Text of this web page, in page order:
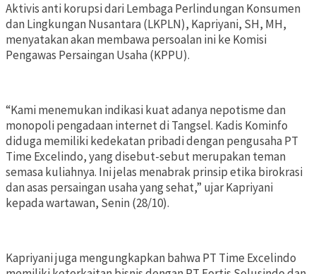
Aktivis anti korupsi dari Lembaga Perlindungan Konsumen
dan Lingkungan Nusantara (LKPLN), Kapriyani, SH, MH,
menyatakan akan membawa persoalan ini ke Komisi
Pengawas Persaingan Usaha (KPPU).
“Kami menemukan indikasi kuat adanya nepotisme dan
monopoli pengadaan internet di Tangsel. Kadis Kominfo
diduga memiliki kedekatan pribadi dengan pengusaha PT
Time Excelindo, yang disebut-sebut merupakan teman
semasa kuliahnya. Ini jelas menabrak prinsip etika birokrasi
dan asas persaingan usaha yang sehat,” ujar Kapriyani
kepada wartawan, Senin (28/10).
Kapriyani juga mengungkapkan bahwa PT Time Excelindo